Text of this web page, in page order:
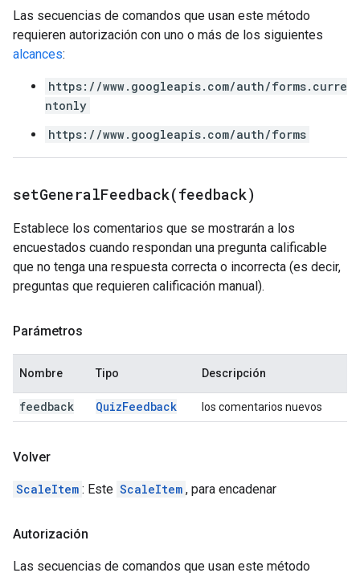
Las secuencias de comandos que usan este método
requieren autorización con uno o más de los siguientes
alcances:
https://www.googleapis.com/auth/forms.curre
ntonly
https://www.googleapis.com/auth/forms
setGeneralFeedback(feedback)
Establece los comentarios que se mostrarán a los
encuestados cuando respondan una pregunta calificable
que no tenga una respuesta correcta o incorrecta (es decir,
preguntas que requieren calificación manual).
Parámetros
Nombre Tipo Descripción
feedback QuizFeedback los comentarios nuevos
Volver
ScaleItem : Este ScaleItem , para encadenar
Autorización
Las secuencias de comandos que usan este método